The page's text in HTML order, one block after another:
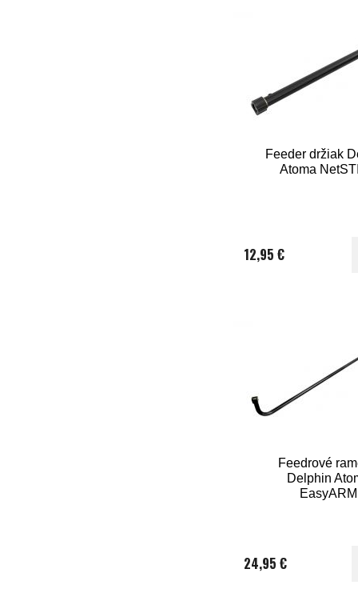
Feeder držiak
Atoma
12,95 €
Feedrové
Delphin
EasyARM
24,95 €